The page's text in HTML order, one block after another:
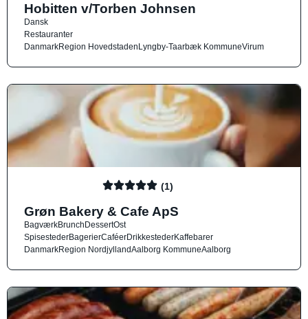
Hobitten v/Torben Johnsen
Dansk
Restauranter
DanmarkRegion HovedstadenLyngby-Taarbæk KommuneVirum
(1)
Grøn Bakery & Cafe ApS
BagværkBrunchDessertOst
SpisestederBagerierCaféerDrikkestederKaffebarer
DanmarkRegion NordjyllandAalborg KommuneAalborg